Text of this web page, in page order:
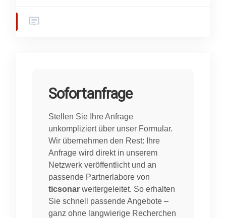
Sofortanfrage
Stellen Sie Ihre Anfrage
unkompliziert über unser Formular.
Wir übernehmen den Rest: Ihre
Anfrage wird direkt in unserem
Netzwerk veröffentlicht und an
passende Partnerlabore von
ticsonar weitergeleitet. So erhalten
Sie schnell passende Angebote –
ganz ohne langwierige Recherchen